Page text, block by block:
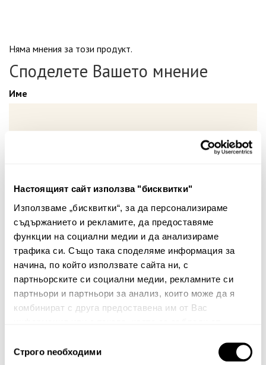
Настоящият сайт използва "бисквитки"
Използваме „бисквитки“, за да персонализираме
съдържанието и рекламите, да предоставяме
функции на социални медии и да анализираме
трафика си. Също така споделяме информация за
начина, по който използвате сайта ни, с
партньорските си социални медии, рекламните си
партньори и партньори за анализ, които може да я
комбинират с друга предоставена им от Вас
наСтрого nеобходими
Няма мнения за този продукт.
Споделете Вашето мнение
Име
Забележка: HTML не се поддържа!
Оценка:Най-ниска Най-висока
Тест за сигурност